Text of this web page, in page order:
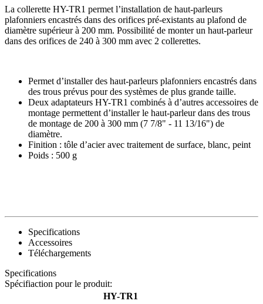
La collerette HY-TR1 permet l’installation de haut-parleurs
plafonniers encastrés dans des orifices pré-existants au plafond de
diamètre supérieur à 200 mm. Possibilité de monter un haut-parleur
dans des orifices de 240 à 300 mm avec 2 collerettes.
Permet d’installer des haut-parleurs plafonniers encastrés dans
des trous prévus pour des systèmes de plus grande taille.
Deux adaptateurs HY-TR1 combinés à d’autres accessoires de
montage permettent d’installer le haut-parleur dans des trous
de montage de 200 à 300 mm (7 7/8" - 11 13/16") de
diamètre.
Finition : tôle d’acier avec traitement de surface, blanc, peint
Poids : 500 g
Specifications
Accessoires
Téléchargements
Specifications
Spécifiaction pour le produit:
HY-TR1